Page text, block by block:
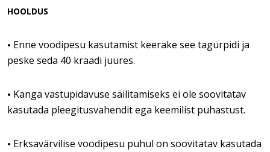
HOOLDUS
• Enne voodipesu kasutamist keerake see tagurpidi ja
peske seda 40 kraadi juures.
• Kanga vastupidavuse säilitamiseks ei ole soovitatav
kasutada pleegitusvahendit ega keemilist puhastust.
• Erksavärvilise voodipesu puhul on soovitatav kasutada